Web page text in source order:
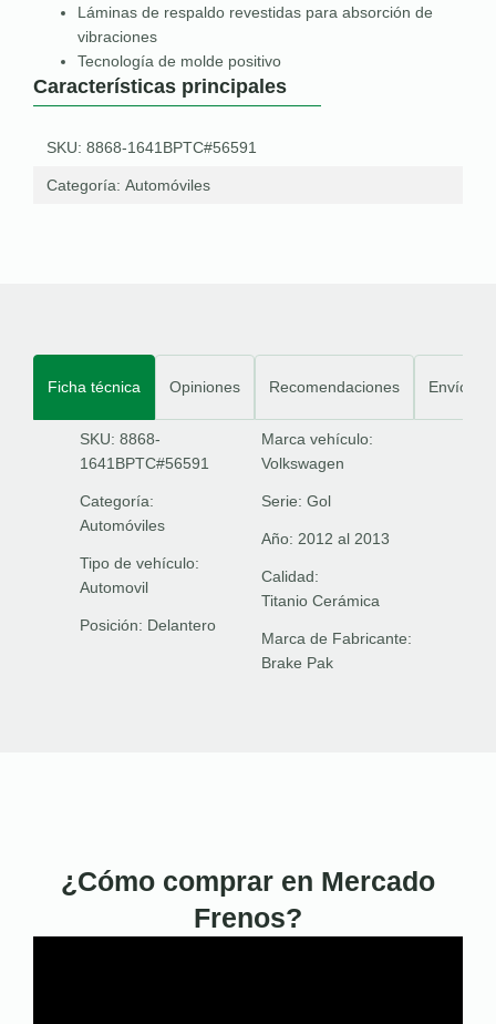
Láminas de respaldo revestidas para absorción de
vibraciones
Tecnología de molde positivo
Características principales
SKU: 8868-1641BPTC#56591
Categoría: Automóviles
Ficha técnica Opiniones Recomendaciones Envíos
SKU: 8868-
1641BPTC#56591
Categoría:
Automóviles
Tipo de vehículo:
Automovil
Posición: Delantero
Marca vehículo:
Volkswagen
Serie: Gol
Año: 2012 al 2013
Calidad:
Titanio Cerámica
Marca de Fabricante:
Brake Pak
¿Cómo comprar en Mercado
Frenos?